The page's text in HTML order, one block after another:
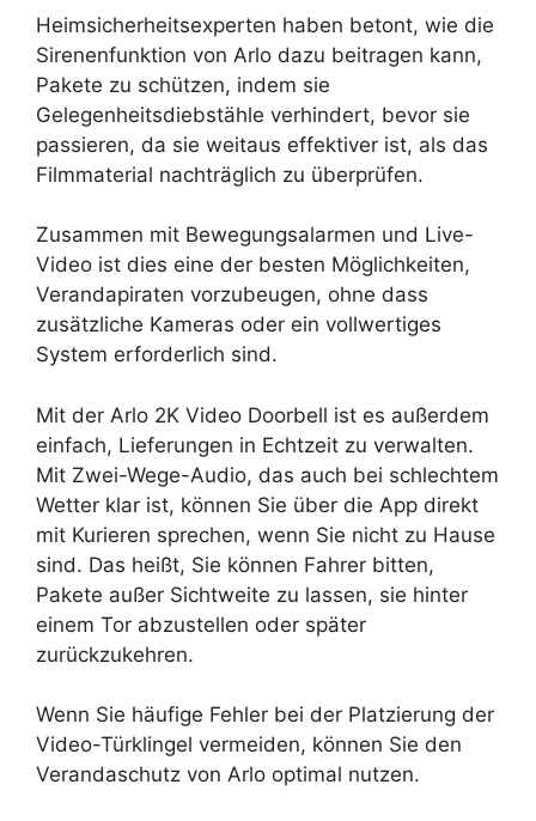
Heimsicherheitsexperten haben betont, wie die
Sirenenfunktion von Arlo dazu beitragen kann,
Pakete zu schützen, indem sie
Gelegenheitsdiebstähle verhindert, bevor sie
passieren, da sie weitaus effektiver ist, als das
Filmmaterial nachträglich zu überprüfen.
Zusammen mit Bewegungsalarmen und Live-
Video ist dies eine der besten Möglichkeiten,
Verandapiraten vorzubeugen, ohne dass
zusätzliche Kameras oder ein vollwertiges
System erforderlich sind.
Mit der Arlo 2K Video Doorbell ist es außerdem
einfach, Lieferungen in Echtzeit zu verwalten.
Mit Zwei-Wege-Audio, das auch bei schlechtem
Wetter klar ist, können Sie über die App direkt
mit Kurieren sprechen, wenn Sie nicht zu Hause
sind. Das heißt, Sie können Fahrer bitten,
Pakete außer Sichtweite zu lassen, sie hinter
einem Tor abzustellen oder später
zurückzukehren.
Wenn Sie häufige Fehler bei der Platzierung der
Video-Türklingel vermeiden, können Sie den
Verandaschutz von Arlo optimal nutzen.